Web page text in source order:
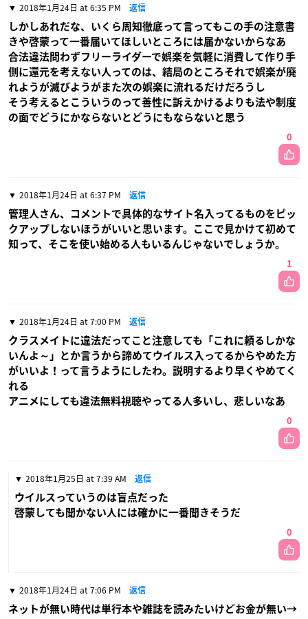
2018年1月24日 at 6:35 PM 返信
しかしあれだな、いくら周知徹底って言ってもこの手の注意書
きや啓蒙って一番届いてほしいところには届かないからなあ
合法違法問わずフリーライダーで娯楽を気軽に消費して作り手
側に還元を考えない人ってのは、結局のところそれで娯楽が廃
れようが滅びようがまた次の娯楽に流れるだけだろうし
そう考えるとこういうのって善性に訴えかけるよりも法や制度
の面でどうにかならないとどうにもならないと思う
0
2018年1月24日 at 6:37 PM 返信
管理人さん、コメントで具体的なサイト名入ってるものをピッ
クアップしないほうがいいと思います。ここで見かけて初めて
知って、そこを使い始める人もいるんじゃないでしょうか。
1
2018年1月24日 at 7:00 PM 返信
クラスメイトに違法だってこと注意しても「これに頼るしかな
いんよ～」とか言うから諦めてウイルス入ってるからやめた方
がいいよ！って言うようにしたわ。説明するより早くやめてく
れる
アニメにしても違法無料視聴やってる人多いし、悲しいなあ
0
2018年1月25日 at 7:39 AM 返信
ウイルスっていうのは盲点だった
啓蒙しても聞かない人には確かに一番聞きそうだ
0
2018年1月24日 at 7:06 PM 返信
ネットが無い時代は単行本や雑誌を読みたいけどお金が無い→